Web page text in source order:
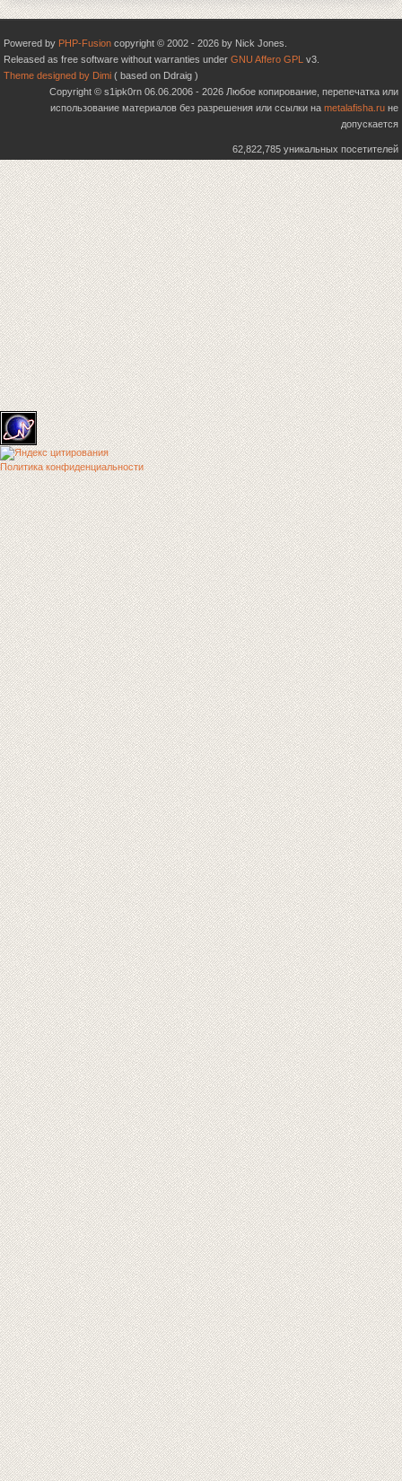
Powered by PHP-Fusion copyright © 2002 - 2026 by Nick Jones.
Released as free software without warranties under GNU Affero GPL v3.
Theme designed by Dimi ( based on Ddraig )
Copyright © s1ipk0rn 06.06.2006 - 2026 Любое копирование, перепечатка или
использование материалов без разрешения или ссылки на metalafisha.ru не
допускается
62,822,785 уникальных посетителей
Политика конфиденциальности